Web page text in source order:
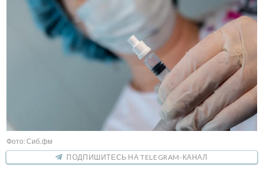
Фото: Сиб.фм
ПОДПИШИТЕСЬ НА TELEGRAM-КАНАЛ